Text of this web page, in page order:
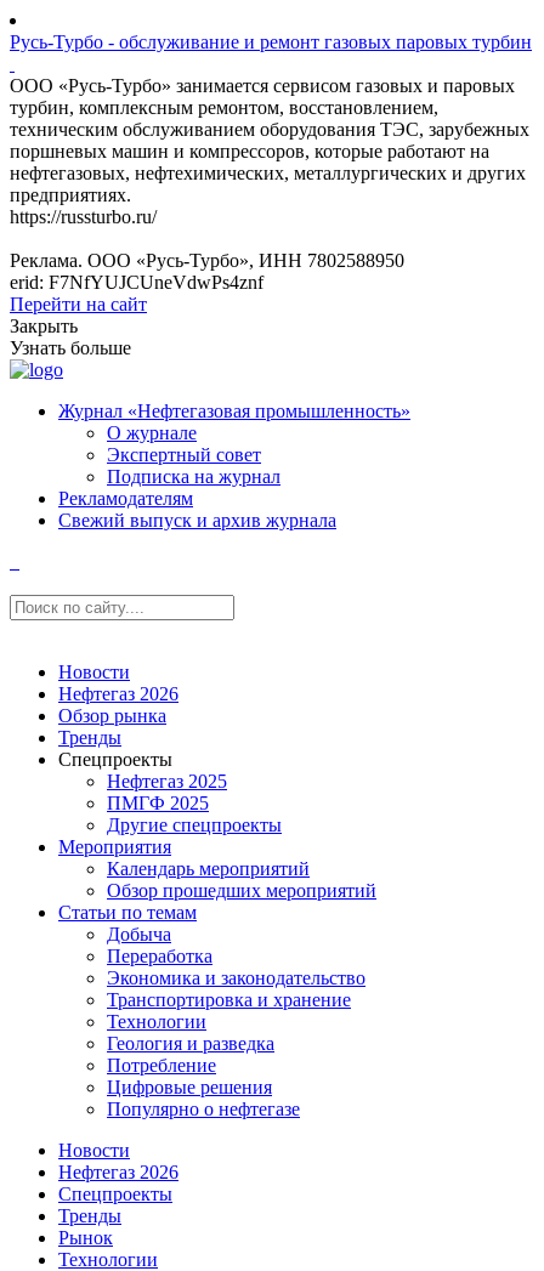
Русь-Турбо - обслуживание и ремонт газовых паровых турбин
ООО «Русь-Турбо» занимается сервисом газовых и паровых
турбин, комплексным ремонтом, восстановлением,
техническим обслуживанием оборудования ТЭС, зарубежных
поршневых машин и компрессоров, которые работают на
нефтегазовых, нефтехимических, металлургических и других
предприятиях.
https://russturbo.ru/
Реклама. ООО «Русь-Турбо», ИНН 7802588950
erid: F7NfYUJCUneVdwPs4znf
Перейти на сайт
Закрыть
Узнать больше
Журнал «Нефтегазовая промышленность»
О журнале
Экспертный совет
Подписка на журнал
Рекламодателям
Свежий выпуск и архив журнала
Новости
Нефтегаз 2026
Обзор рынка
Тренды
Спецпроекты
Нефтегаз 2025
ПМГФ 2025
Другие спецпроекты
Мероприятия
Календарь мероприятий
Обзор прошедших мероприятий
Статьи по темам
Добыча
Переработка
Экономика и законодательство
Транспортировка и хранение
Технологии
Геология и разведка
Потребление
Цифровые решения
Популярно о нефтегазе
Новости
Нефтегаз 2026
Спецпроекты
Тренды
Рынок
Технологии